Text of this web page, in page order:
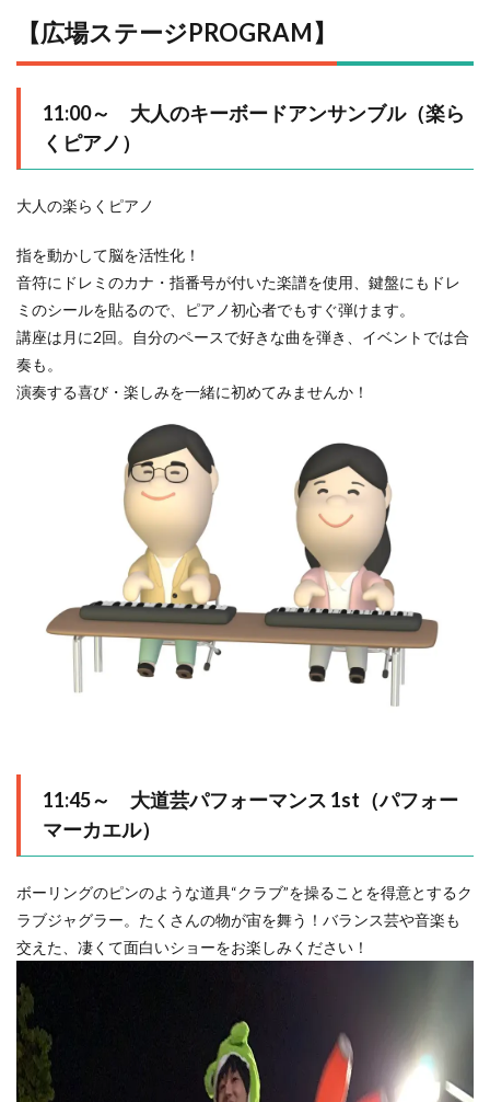
【広場ステージPROGRAM】
11:00～ 大人のキーボードアンサンブル（楽ら
くピアノ）
大人の楽らくピアノ
指を動かして脳を活性化！
音符にドレミのカナ・指番号が付いた楽譜を使用、鍵盤にもドレ
ミのシールを貼るので、ピアノ初心者でもすぐ弾けます。
講座は月に2回。自分のペースで好きな曲を弾き、イベントでは合
奏も。
演奏する喜び・楽しみを一緒に初めてみませんか！
11:45～ 大道芸パフォーマンス 1st（パフォー
マーカエル）
ボーリングのピンのような道具“クラブ”を操ることを得意とするク
ラブジャグラー。たくさんの物が宙を舞う！バランス芸や音楽も
交えた、凄くて面白いショーをお楽しみください！